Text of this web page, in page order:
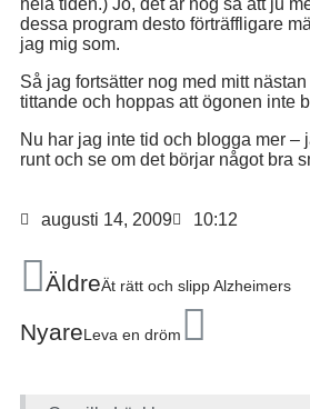
hela tiden.) Jo, det är nog så att ju
dessa program desto förträffligare
jag mig som.
Så jag fortsätter nog med mitt
tittande och hoppas att ögonen inte
Nu har jag inte tid och blogga mer –
runt och se om det börjar något bra
augusti 14, 2009 10:12
ÄldreÄt rätt och slipp Alzheimers
NyareLeva en dröm